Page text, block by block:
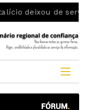
deixou de servir